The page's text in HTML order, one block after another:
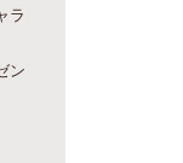
ラ
ン